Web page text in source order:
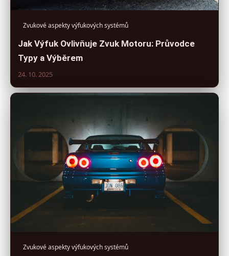
Zvukové aspekty výfukových systémů
Jak Výfuk Ovlivňuje Zvuk Motoru: Průvodce
Typy a Výběrem
24. 10. 2025
Zvukové aspekty výfukových systémů